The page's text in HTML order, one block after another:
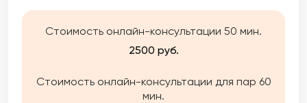
тревожность, разобраться в себе,
подружиться с эмоциями и перестать жить
Стоимость онлайн-консультации 50 мин.
2500 руб.
Стоимость онлайн-консультации для пар 60
мин.